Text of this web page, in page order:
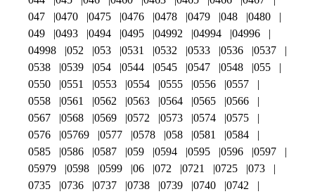
047
0470 0475 0476 0478 0479 048
0480
049
0493 0494 0495 04992 04994
04996
04998
052 053 0531 0532 0533 0536
0537
0538
0539 054 0544 0545 0547 0548
055
0550
0551 0553 0554 0555 0556
0557
0558
0561 0562 0563 0564 0565
0566
0567
0568 0569 0572 0573 0574
0575
0576
05769 0577 0578 058 0581
0584
0585
0586 0587 059 0594 0595 0596
0597
05979
0598 0599 06 072 0721 0725
073
0735
0736 0737 0738 0739 0740
0742